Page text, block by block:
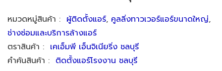
หมวดหมู่สินค้า : ผู้ติดตั้งแอร์, คูลลิ่งทาวเวอร์แอร์ขนาดใหญ่,
ช่างซ่อมและบริการล้างแอร์
ตราสินค้า : เคเอ็มพี เอ็นจิเนียริ่ง ชลบุรี
คำค้นสินค้า : ติดตั้งแอร์โรงงาน ชลบุรี